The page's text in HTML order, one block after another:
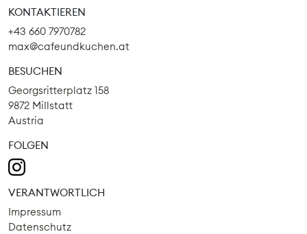
KONTAKTIEREN
+43 660 7970782
max@cafeundkuchen.at
BESUCHEN
Georgsritterplatz 158
9872 Millstatt
Austria
FOLGEN
VERANTWORTLICH
Impressum
Datenschutz